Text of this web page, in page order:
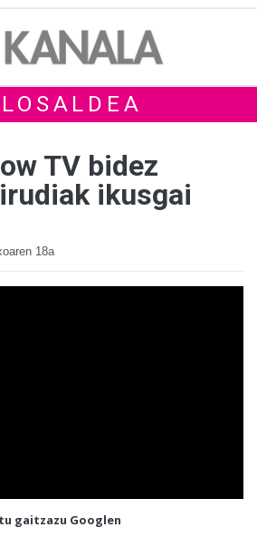
TV bidez
ikusgai
18a
gaitzazu Googlen